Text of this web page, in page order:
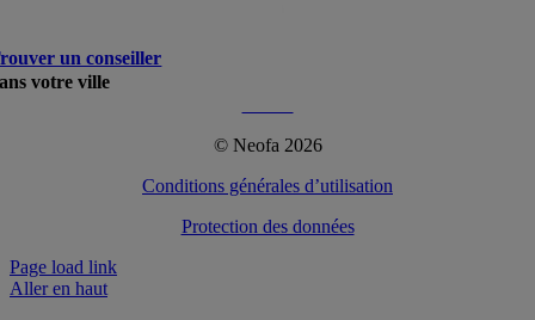
un conseiller
votre ville
© Neofa 2026
Conditions générales d’utilisation
Protection des données
Page load link
Aller en haut